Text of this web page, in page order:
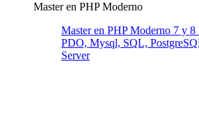
Master en PHP Moderno
Master en PHP Moderno 7 y 8
PDO, Mysql, SQL,
Server